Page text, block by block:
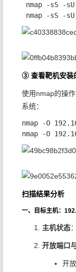
nmap -sS -
③ 查看靶机安装
使用nmap的操
系统：
nmap -O
扫描结果分析
一、目标主机：
主机状态
开放端口
开